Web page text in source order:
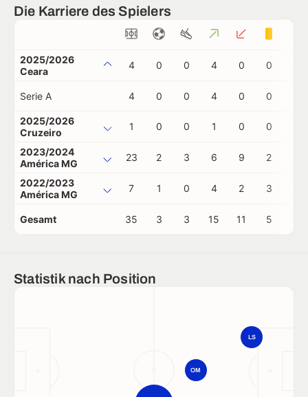
Die Karriere des Spielers
2025/2026
Ceara
4 0 0 4 0 0
Serie A 4 0 0 4 0 0
2025/2026
Cruzeiro
1 0 0 1 0 0
2023/2024
América MG
23 2 3 6 9 2
2022/2023
América MG
7 1 0 4 2 3
Gesamt 35 3 3 15 11 5
Statistik nach Position
OM
LS